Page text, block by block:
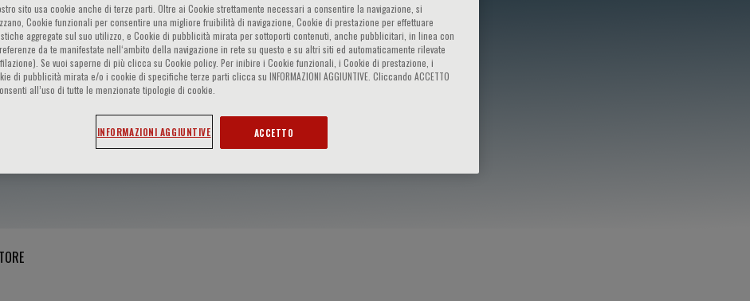
sito usa cookie anche di terze parti. Oltre ai Cookie strettamente necessari a consentire la navigazione, si
Cookie funzionali per consentire una migliore fruibilità di navigazione, Cookie di prestazione per effettuare
aggregate sul suo utilizzo, e Cookie di pubblicità mirata per sottoporti contenuti, anche pubblicitari, in linea con
da te manifestate nell‘ambito della navigazione in rete su questo e su altri siti ed automaticamente rilevate
Se vuoi saperne di più clicca su Cookie policy. Per inibire i Cookie funzionali, i Cookie di prestazione, i
di pubblicità mirata e/o i cookie di specifiche terze parti clicca su INFORMAZIONI AGGIUNTIVE. Cliccando ACCETTO
all’uso di tutte le menzionate tipologie di cookie.
INFORMAZIONI AGGIUNTIVE ACCETTO